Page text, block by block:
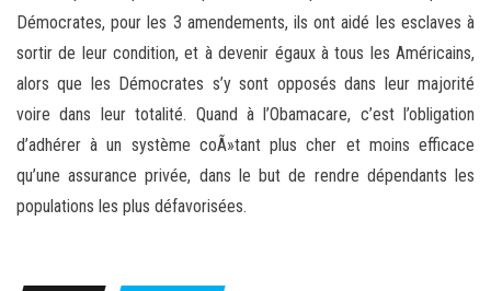
Démocrates, pour les 3 amendements, ils ont aidé les esclaves à
sortir de leur condition, et à devenir égaux à tous les Américains,
alors que les Démocrates s’y sont opposés dans leur majorité
voire dans leur totalité. Quand à l’Obamacare, c’est l’obligation
d’adhérer à un système coÃ»tant plus cher et moins efficace
qu’une assurance privée, dans le but de rendre dépendants les
populations les plus défavorisées.